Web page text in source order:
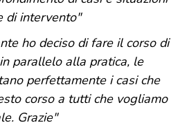
di intervento"
ho deciso di fare il corso di
parallelo alla pratica, le
perfettamente i casi che
corso a tutti che vogliamo
Grazie"